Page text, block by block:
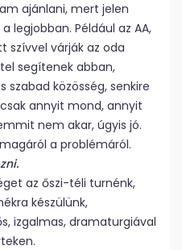
ajánlani, mert jelen
legjobban. Például az AA,
szívvel várják az oda
segítenek abban,
közösség, senkire
annyit mond, annyit
nem akar, úgyis jó.
a problémáról.
az őszi-téli turnénk,
készülünk,
izgalmas, dramaturgiával